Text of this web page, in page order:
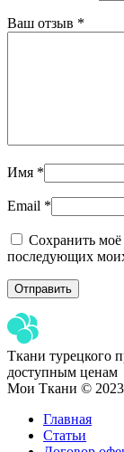
Ваш отзыв *
Имя *
Email *
Сохранить моё
последующих
Ткани турецкого
доступным ценам
Мои Ткани © 2023
Главная
Статьи